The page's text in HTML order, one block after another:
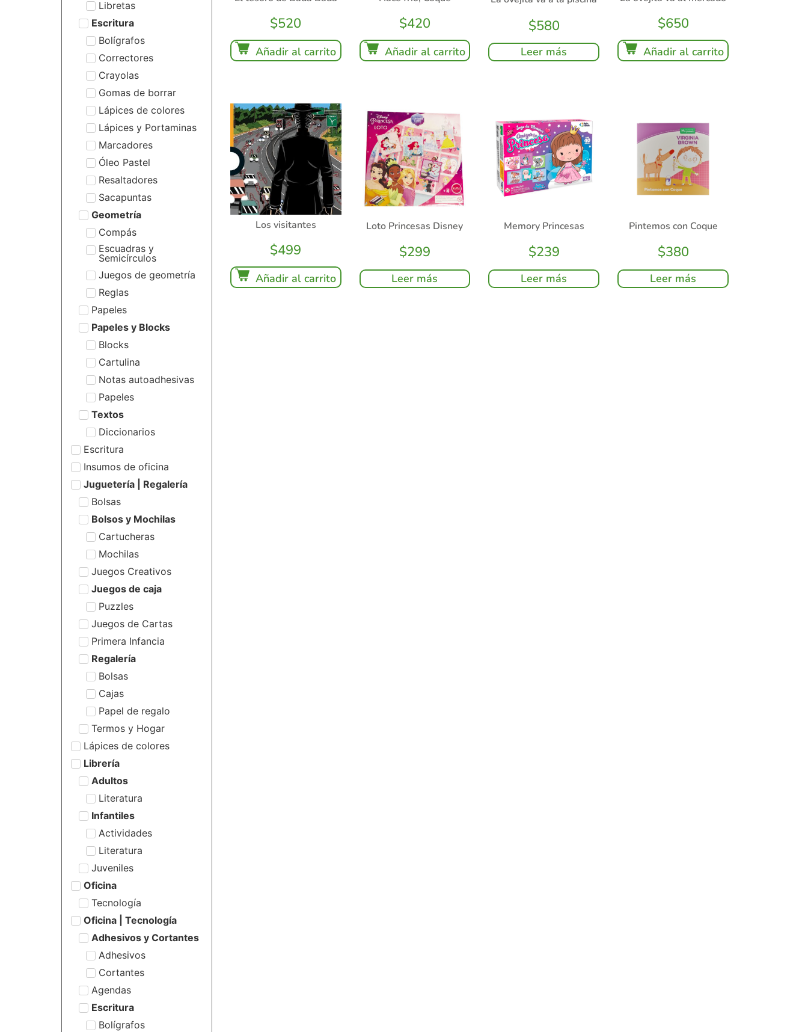
Libretas
Escritura
Bolígrafos
Correctores
Crayolas
Gomas de borrar
Lápices de colores
Lápices y Portaminas
Marcadores
Óleo Pastel
Resaltadores
Sacapuntas
Geometría
Compás
Escuadras y
Semicírculos
Juegos de geometría
Reglas
Papeles
Papeles y Blocks
Blocks
Cartulina
Notas autoadhesivas
Papeles
Textos
Diccionarios
Escritura
Insumos de oficina
Juguetería | Regalería
Bolsas
Bolsos y Mochilas
Cartucheras
Mochilas
Juegos Creativos
Juegos de caja
Puzzles
Juegos de Cartas
Primera Infancia
Regalería
Bolsas
Cajas
Papel de regalo
Termos y Hogar
Lápices de colores
Librería
Adultos
Literatura
Infantiles
Actividades
Literatura
Juveniles
Oficina
Tecnología
Oficina | Tecnología
Adhesivos y Cortantes
Adhesivos
Cortantes
Agendas
Escritura
Bolígrafos
$520
Añadir al carrito
$420
Añadir al carrito
$580
Leer más
$650
Añadir al carrito
Los visitantes
$499
Añadir al carrito
Loto Princesas Disney
$299
Leer más
Memory Princesas
$239
Leer más
Pintemos con Coque
$380
Leer más